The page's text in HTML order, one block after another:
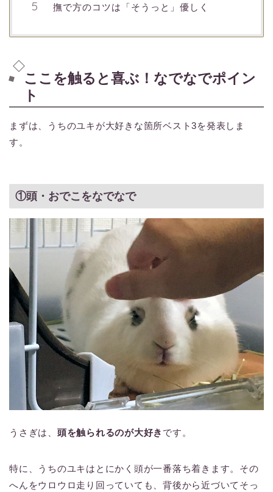
撫で方のコツは「そうっと」優しく
ここを触ると喜ぶ！なでなでポイン
ト
まずは、うちのユキが大好きな箇所ベスト3を発表しま
す。
①頭・おでこをなでなで
うさぎは、 頭を触られるのが大好き です。
特に、うちのユキはとにかく頭が一番落ち着きます。その
へんをウロウロ走り回っていても、背後から近づいてそっ